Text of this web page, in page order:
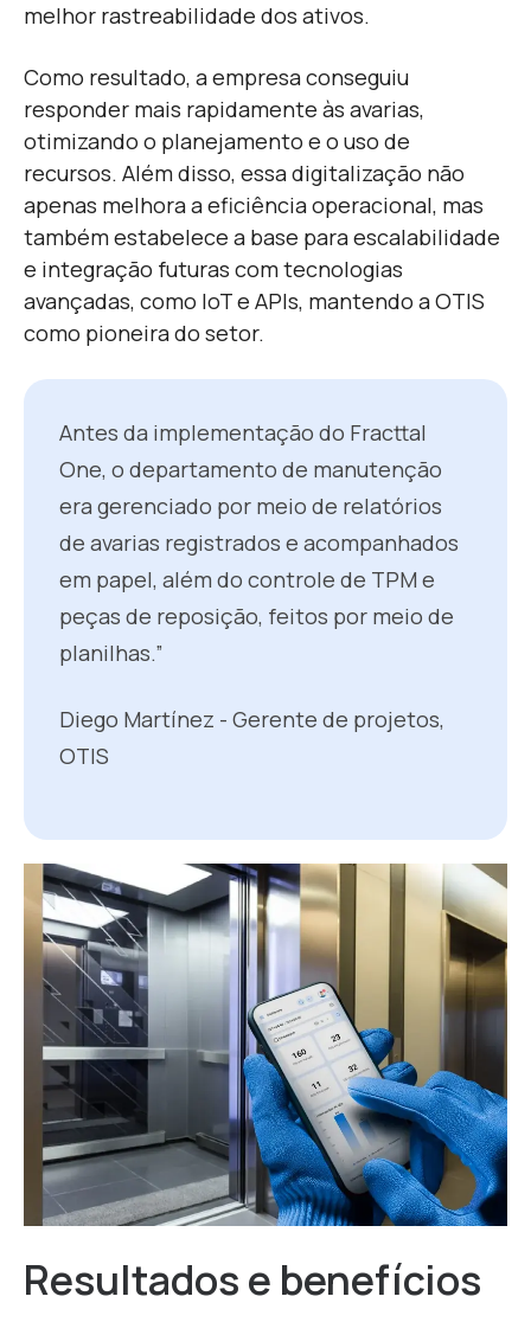
melhor rastreabilidade dos ativos.
Como resultado, a empresa conseguiu
responder mais rapidamente às avarias,
otimizando o planejamento e o uso de
recursos. Além disso, essa digitalização não
apenas melhora a eficiência operacional, mas
também estabelece a base para escalabilidade
e integração futuras com tecnologias
avançadas, como IoT e APIs, mantendo a OTIS
como pioneira do setor.
Antes da implementação do Fracttal
One, o departamento de manutenção
era gerenciado por meio de relatórios
de avarias registrados e acompanhados
em papel, além do controle de TPM e
peças de reposição, feitos por meio de
planilhas.”
Diego Martínez - Gerente de projetos,
OTIS
Resultados e benefícios